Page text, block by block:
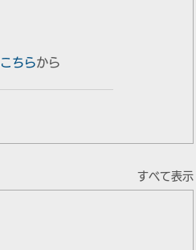
こちらから
すべて表示